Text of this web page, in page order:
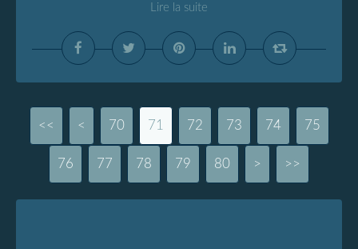
Lire la suite
<< < 10
20
30
40
50
60
70 71 72 73 74 75
76 77 78 79 80 90
100
> >>